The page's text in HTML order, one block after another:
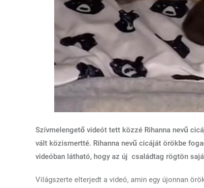
Szívmelengető videót tett közzé Rihanna nevű
vált közismertté. Rihanna nevű cicáját örökbe
videóban látható, hogy az új családtag rögtön
Világszerte elterjedt a videó, amin egy újonnan